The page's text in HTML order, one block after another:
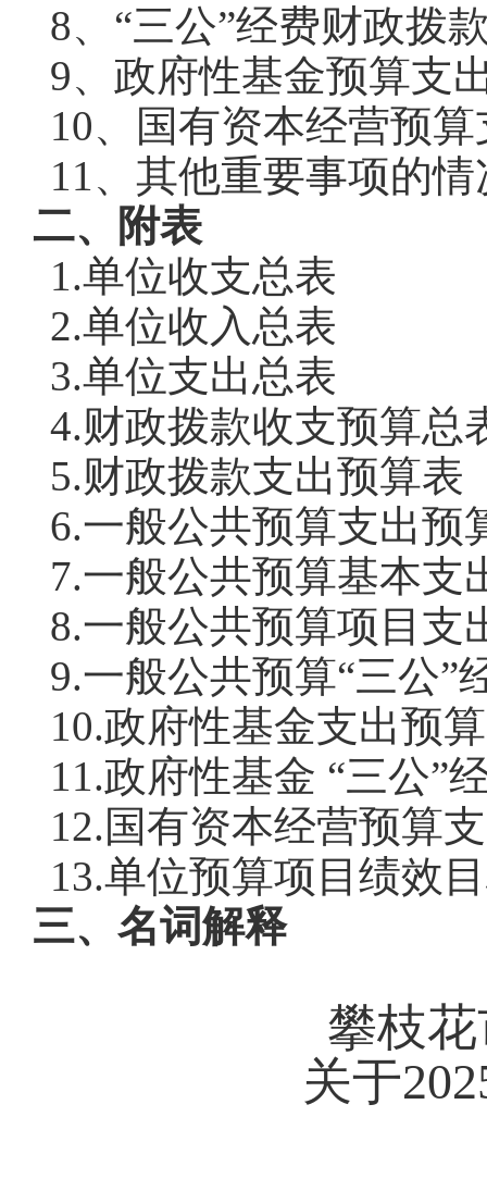
8、 “三公”经费财政拨
9、政府性基金预算支
10、国有资本经营预
11、其他重要事项的
二、附表
1.单位收支总表
2.单位收入总表
3.单位支出总表
4.财政拨款收支预算总
5.财政拨款支出预算表
6.一般公共预算支出预
7.一般公共预算基本支
8.一般公共预算项目支
9.一般公共预算“三公”
10.政府性基金支出预
11.政府性基金 “三公”
12.国有资本经营预算
13.单位预算项目绩效
三、名词解释
攀枝
关于